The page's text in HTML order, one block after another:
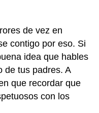
de vez en
contigo por eso. Si
idea que hables
de tus padres. A
que recordar que
con los